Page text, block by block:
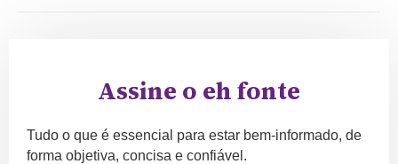
Assine o eh fonte
Tudo o que é essencial para estar bem-informado, de
forma objetiva, concisa e confiável.